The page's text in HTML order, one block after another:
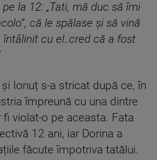
la 12: „Tati, mă duc să îmi
că le spălase și să vină
întâlinit cu el..cred că a fost
Ionuț s-a stricat după ce, în
împreună cu una dintre
violat-o pe aceasta. Fata
12 ani, iar Dorina a
făcute împotriva tatălui.